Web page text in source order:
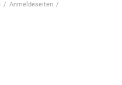
Anmeldeseiten